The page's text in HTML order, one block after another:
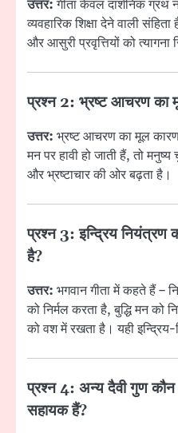
उत्तर:गीता केवल दार्शनिक ग्रंथ
व्यवहारिक शिक्षा देने वाली
और आसुरी प्रवृत्तियों को त्यागना
प्रश्न 2: भ्रष्ट आचरण का
उत्तर: भ्रष्ट आचरण का मूल कारण
मन पर हावी हो जाती हैं, तो
और भ्रष्टाचार की ओर बढ़ता है।
प्रश्न 3: इन्द्रिय नियंत्रण
है?
उत्तर: भगवान गीता में कहते हैं –
को निर्मल करता है, बुद्धि मन को
को वश में रखता है। यही इन्द्रिय-
प्रश्न 4: अन्य दैवी गुण कौन
सहायक हैं?